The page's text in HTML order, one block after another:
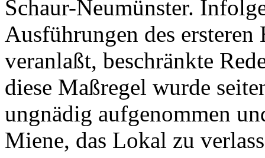
Schaur-Neumünster.
Ausführungen des ersteren
veranlaßt, beschränkte
diese Maßregel wurde
ungnädig aufgenommen
Miene, das Lokal zu